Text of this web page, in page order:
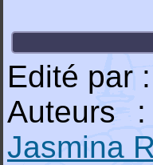
Edité par :
Auteurs :
Jasmina